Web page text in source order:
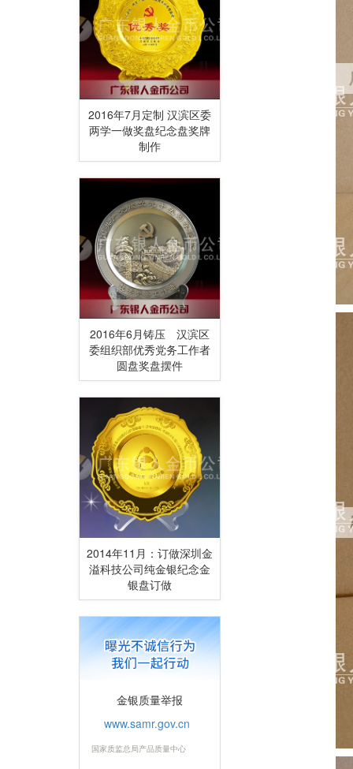
2016年7月定制 汉滨区委
两学一做奖盘纪念盘奖牌
制作
2016年6月铸压 汉滨区
委组织部优秀党务工作者
圆盘奖盘摆件
2014年11月：订做深圳金
溢科技公司纯金银纪念金
银盘订做
金银质量举报
www.samr.gov.cn
国家质监总局产品质量中心